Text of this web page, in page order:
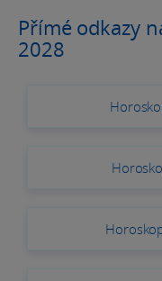
Přímé odkazy
2028